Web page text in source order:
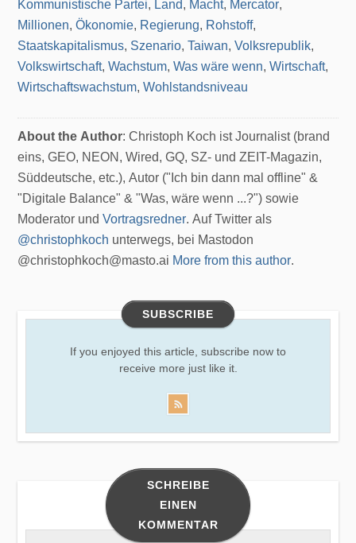
Kommunistische Partei, Land, Macht, Mercator,
Millionen,Ökonomie, Regierung, Rohstoff,
Staatskapitalismus, Szenario,Taiwan,Volksrepublik,
Volkswirtschaft,Wachstum,Was wäre wenn,Wirtschaft,
Wirtschaftswachstum,Wohlstandsniveau
About the Author: Christoph Koch ist Journalist (brand
eins, GEO, NEON, Wired, GQ, SZ- und ZEIT-Magazin,
Süddeutsche, etc.), Autor ("Ich bin dann mal offline" &
"Digitale Balance" & "Was, wäre wenn ...?") sowie
Moderator undVortragsredner. Auf Twitter als
@christophkoch unterwegs, bei Mastodon
@christophkoch@masto.ai More from this author.
SUBSCRIBE
If you enjoyed this article, subscribe now to
receive more just like it.
SCHREIBE
EINEN
KOMMENTAR